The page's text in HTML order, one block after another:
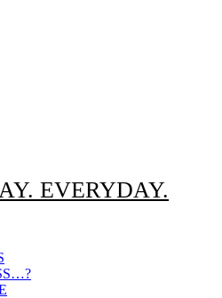
EVERYDAY.